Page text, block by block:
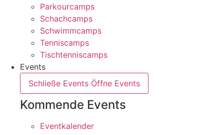
Parkourcamps
Schachcamps
Schwimmcamps
Tenniscamps
Tischtenniscamps
Events
Schließe Events Öffne Events
Kommende Events
Eventkalender